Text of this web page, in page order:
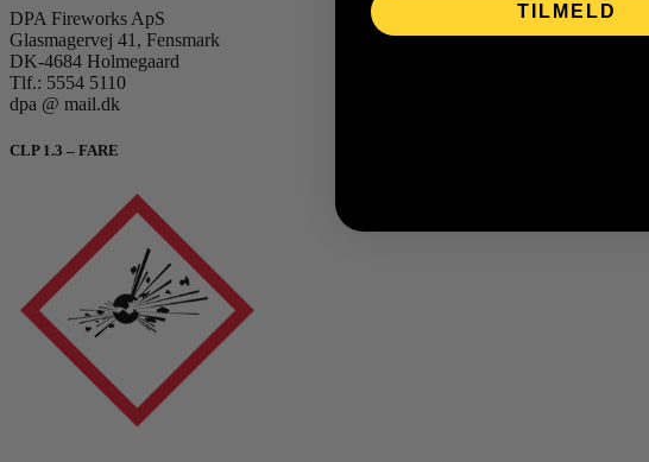
DPA Fireworks ApS
Glasmagervej 41, Fensmark
DK-4684 Holmegaard
Tlf.: 5554 5110
dpa @ mail.dk
CLP 1.3 – FARE
TILMELD